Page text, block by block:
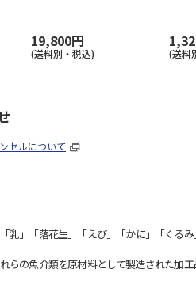
19,800円
(送料別・税込) (送料
セルについて
乳」「落花生」「えび」「かに」「くる
らの魚介類を原材料として製造された加